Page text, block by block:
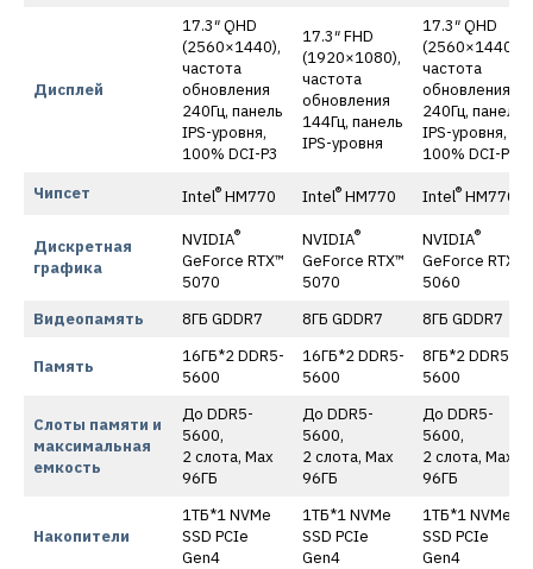
Дисплей
17.3″ QHD
(2560×1440),
частота
обновления
240Гц, панель
IPS-уровня,
100% DCI-P3
17.3″ FHD
(1920×1080),
частота
обновления
144Гц, панель
IPS-уровня
17.3″ QHD
(2560×1440),
частота
обновления
240Гц, панель
IPS-уровня,
100% DCI-P3
Чипсет
Intel®HM770 Intel®HM770 Intel®HM770
Дискретная
графика
NVIDIA®
GeForce RTX™
5070
NVIDIA®
GeForce RTX™
5070
NVIDIA®
GeForce RTX™
5060
Видеопамять
8ГБ GDDR7 8ГБ GDDR7 8ГБ GDDR7
Память
16ГБ*2 DDR5-
5600
16ГБ*2 DDR5-
5600
8ГБ*2 DDR5-
5600
Слоты памяти и
максимальная
емкость
До DDR5-
5600,
2 слота, Max
96ГБ
До DDR5-
5600,
2 слота, Max
96ГБ
До DDR5-
5600,
2 слота, Max
96ГБ
Накопители
1ТБ*1 NVMe
SSD PCIe
Gen4
1ТБ*1 NVMe
SSD PCIe
Gen4
1ТБ*1 NVMe
SSD PCIe
Gen4